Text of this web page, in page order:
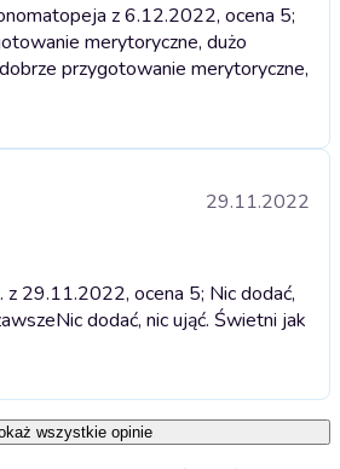
z 6.12.2022, ocena 5;
merytoryczne, dużo
przygotowanie merytoryczne,
29.11.2022
z 29.11.2022, ocena 5; Nic dodać,
Nic dodać, nic ująć. Świetni jak
wszystkie opinie